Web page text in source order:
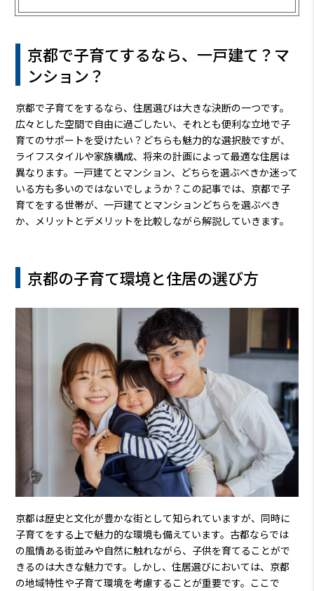
京都で子育てするなら、一戸建て？マ
ンション？
京都で子育てをするなら、住居選びは大きな決断の一つです。
広々とした空間で自由に過ごしたい、それとも便利な立地で子
育てのサポートを受けたい？どちらも魅力的な選択肢ですが、
ライフスタイルや家族構成、将来の計画によって最適な住居は
異なります。一戸建てとマンション、どちらを選ぶべきか迷って
いる方も多いのではないでしょうか？この記事では、京都で子
育てをする世帯が、一戸建てとマンションどちらを選ぶべき
か、メリットとデメリットを比較しながら解説していきます。
京都の子育て環境と住居の選び方
京都は歴史と文化が豊かな街として知られていますが、同時に
子育てをする上で魅力的な環境も備えています。古都ならでは
の風情ある街並みや自然に触れながら、子供を育てることがで
きるのは大きな魅力です。しかし、住居選びにおいては、京都
の地域特性や子育て環境を考慮することが重要です。ここで